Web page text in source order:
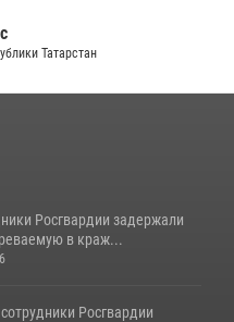
Татарстан
Росгвардии задержали
в краж...
Росгвардии